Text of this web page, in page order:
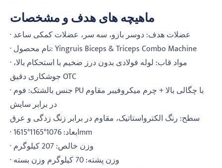
ماهیچه های هدف و مشخصات
· عضلات هدف: دوسر بازو، سه سر، عضلات کمکی ساعد
· نام محصول: Yingruis Biceps & Triceps Combo Machine
· مواد قاب: لوله فولادی بدون درز ضخیم با استحکام بالا،
جوشکاری دقیق OTC
· جنس بالشتک: فوم PU با چگالی بالا + چرم میکروفیبر مقاوم
در برابر سایش
سطح: رنگ الکترواستاتیک، مقاوم در برابر زنگ زدگی و عرق
· ابعاد: 1076*1165*1615mm
· وزن خالص: 207 کیلوگرم
· وزن پشته: 70 کیلوگرم وزن بسته